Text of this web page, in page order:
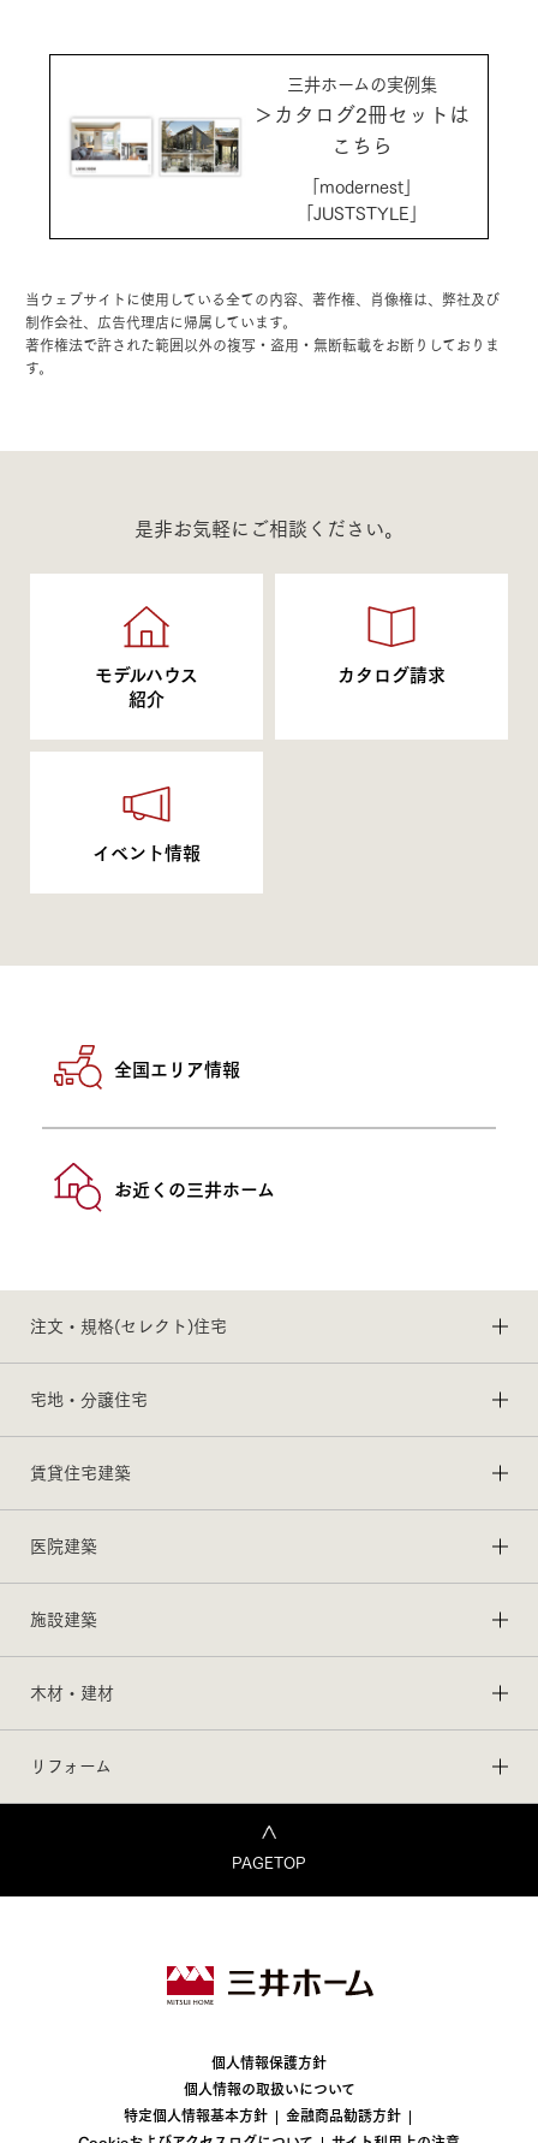
三井ホームの実例集
＞カタログ2冊セットは
こちら
「modernest」
「JUSTSTYLE」
当ウェブサイトに使用している全ての内容、著作権、肖像権は、弊社及び
制作会社、広告代理店に帰属しています。
著作権法で許された範囲以外の複写・盗用・無断転載をお断りしておりま
す。
是非お気軽にご相談ください。
モデルハウス
紹介
カタログ請求
イベント情報
全国エリア情報
お近くの三井ホーム
注文・規格(セレクト)住宅
宅地・分譲住宅
賃貸住宅建築
医院建築
施設建築
木材・建材
リフォーム
PAGETOP
個人情報保護方針
個人情報の取扱いについて
特定個人情報基本方針
金融商品勧誘方針